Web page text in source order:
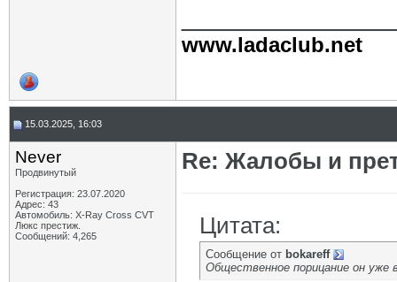
www.ladaclub.net
15.03.2025, 16:03
Never
Продвинутый
Регистрация: 23.07.2020
Адрес: 43
Автомобиль: X-Ray Cross CVT
Люкс престиж.
Сообщений: 4,265
Re: Жалобы и
Цитата:
Сообщение от bokareff
Общественное порицание он уже